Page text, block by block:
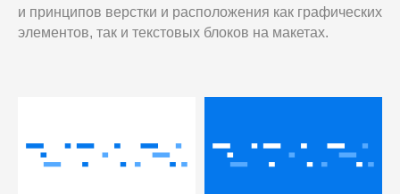
и принципов верстки и расположения как графических
элементов, так и текстовых блоков на макетах.